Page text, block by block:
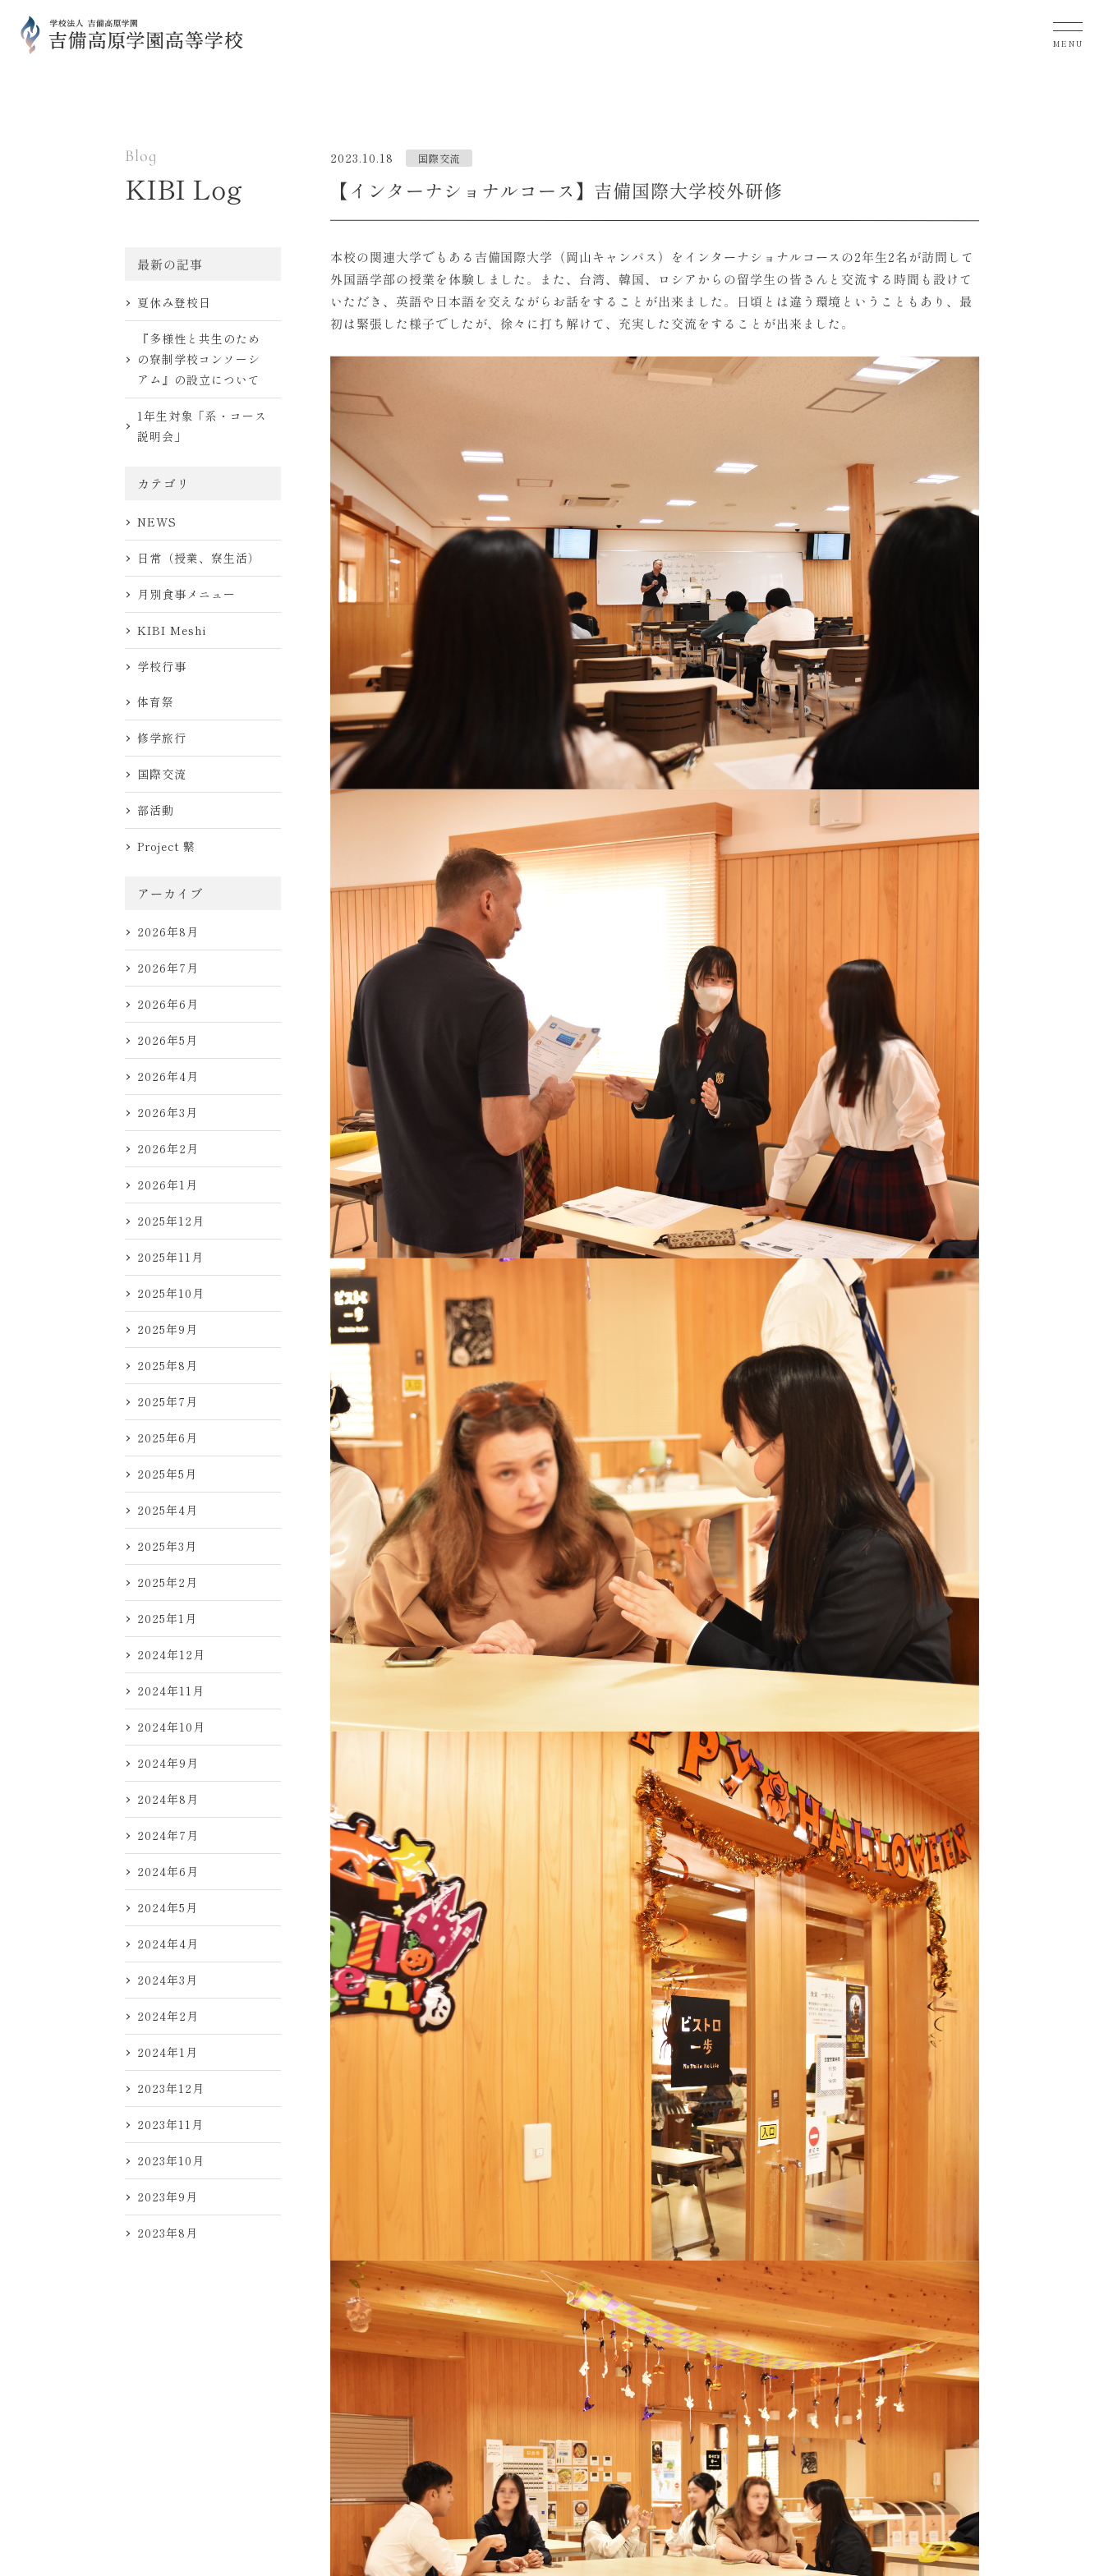
MENU
Blog
KIBI Log
最新の記事
夏休み登校日
『多様性と共生のため
の寮制学校コンソーシ
アム』の設立について
1年生対象「系・コース
説明会」
カテゴリ
NEWS
日常（授業、寮生活）
月別食事メニュー
KIBI Meshi
学校行事
体育祭
修学旅行
国際交流
部活動
Project 繋
アーカイブ
2026年8月
2026年7月
2026年6月
2026年5月
2026年4月
2026年3月
2026年2月
2026年1月
2025年12月
2025年11月
2025年10月
2025年9月
2025年8月
2025年7月
2025年6月
2025年5月
2025年4月
2025年3月
2025年2月
2025年1月
2024年12月
2024年11月
2024年10月
2024年9月
2024年8月
2024年7月
2024年6月
2024年5月
2024年4月
2024年3月
2024年2月
2024年1月
2023年12月
2023年11月
2023年10月
2023年9月
2023年8月
2023.10.18 国際交流
【インターナショナルコース】吉備国際大学校外研修
本校の関連大学でもある吉備国際大学（岡山キャンパス）をインターナショナルコースの2年生2名が訪問して
外国語学部の授業を体験しました。また、台湾、韓国、ロシアからの留学生の皆さんと交流する時間も設けて
いただき、英語や日本語を交えながらお話をすることが出来ました。日頃とは違う環境ということもあり、最
初は緊張した様子でしたが、徐々に打ち解けて、充実した交流をすることが出来ました。